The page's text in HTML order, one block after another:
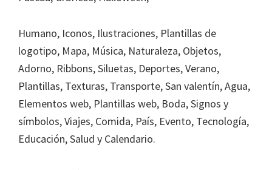
Humano, Iconos, Ilustraciones, Plantillas de
logotipo, Mapa, Música, Naturaleza, Objetos,
Adorno, Ribbons, Siluetas, Deportes, Verano,
Plantillas, Texturas, Transporte, San valentín, Agua,
Elementos web, Plantillas web, Boda, Signos y
símbolos, Viajes, Comida, País, Evento, Tecnología,
Educación, Salud y Calendario.